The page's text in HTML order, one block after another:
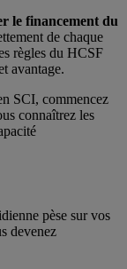
le financement du
de chaque
règles du HCSF
avantage.
SCI, commencez
connaîtrez les
pèse sur vos
devenez